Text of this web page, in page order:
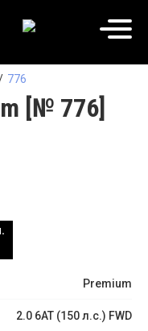
776
[№ 776]
Premium
2.0 6АТ (150 л.с.) FWD